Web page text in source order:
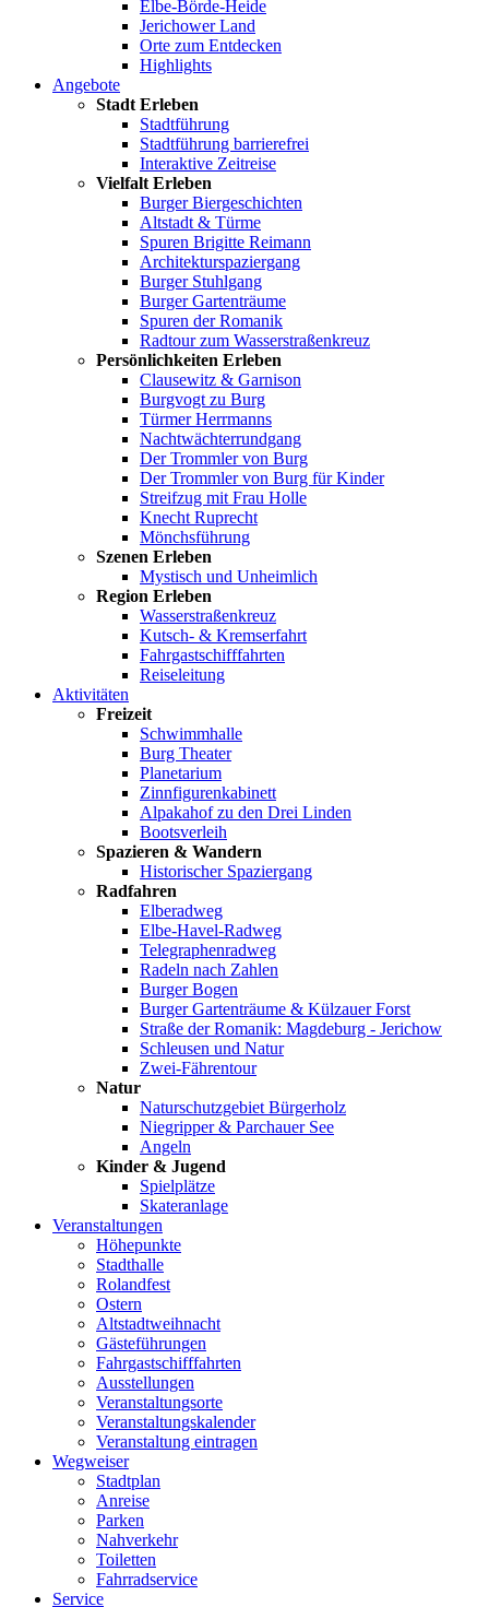
Elbe-Börde-Heide
Jerichower Land
Orte zum Entdecken
Highlights
Angebote
Stadt Erleben
Stadtführung
Stadtführung barrierefrei
Interaktive Zeitreise
Vielfalt Erleben
Burger Biergeschichten
Altstadt & Türme
Spuren Brigitte Reimann
Architekturspaziergang
Burger Stuhlgang
Burger Gartenträume
Spuren der Romanik
Radtour zum Wasserstraßenkreuz
Persönlichkeiten Erleben
Clausewitz & Garnison
Burgvogt zu Burg
Türmer Herrmanns
Nachtwächterrundgang
Der Trommler von Burg
Der Trommler von Burg für Kinder
Streifzug mit Frau Holle
Knecht Ruprecht
Mönchsführung
Szenen Erleben
Mystisch und Unheimlich
Region Erleben
Wasserstraßenkreuz
Kutsch- & Kremserfahrt
Fahrgastschifffahrten
Reiseleitung
Aktivitäten
Freizeit
Schwimmhalle
Burg Theater
Planetarium
Zinnfigurenkabinett
Alpakahof zu den Drei Linden
Bootsverleih
Spazieren & Wandern
Historischer Spaziergang
Radfahren
Elberadweg
Elbe-Havel-Radweg
Telegraphenradweg
Radeln nach Zahlen
Burger Bogen
Burger Gartenträume & Külzauer Forst
Straße der Romanik: Magdeburg - Jerichow
Schleusen und Natur
Zwei-Fährentour
Natur
Naturschutzgebiet Bürgerholz
Niegripper & Parchauer See
Angeln
Kinder & Jugend
Spielplätze
Skateranlage
Veranstaltungen
Höhepunkte
Stadthalle
Rolandfest
Ostern
Altstadtweihnacht
Gästeführungen
Fahrgastschifffahrten
Ausstellungen
Veranstaltungsorte
Veranstaltungskalender
Veranstaltung eintragen
Wegweiser
Stadtplan
Anreise
Parken
Nahverkehr
Toiletten
Fahrradservice
Service